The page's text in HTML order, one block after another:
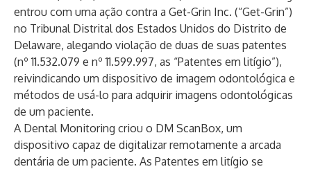
entrou com uma ação contra a Get-Grin Inc. (“Get-Grin”)
no Tribunal Distrital dos Estados Unidos do Distrito de
Delaware, alegando violação de duas de suas patentes
(nº 11.532.079 e nº 11.599.997, as “Patentes em litígio”),
reivindicando um dispositivo de imagem odontológica e
métodos de usá-lo para adquirir imagens odontológicas
de um paciente.
A Dental Monitoring criou o DM ScanBox, um
dispositivo capaz de digitalizar remotamente a arcada
dentária de um paciente. As Patentes em litígio se